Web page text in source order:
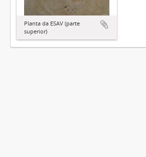
Planta da ESAV (parte
superior)